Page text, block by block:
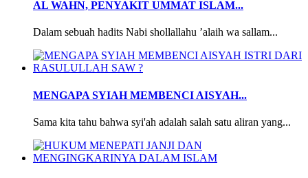
AL WAHN, PENYAKIT UMMAT ISLAM...
Dalam sebuah hadits Nabi shollallahu ’alaih wa sallam...
MENGAPA SYIAH MEMBENCI AISYAH...
Sama kita tahu bahwa syi'ah adalah salah satu aliran yang...